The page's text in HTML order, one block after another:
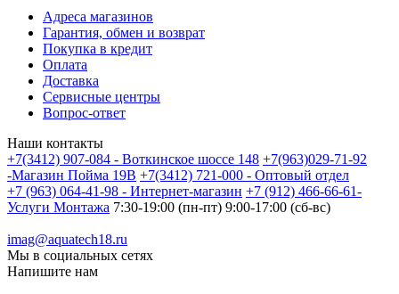
Адреса магазинов
Гарантия, обмен и возврат
Покупка в кредит
Оплата
Доставка
Сервисные центры
Вопрос-ответ
Наши контакты
+7(3412) 907-084 - Воткинское шоссе 148 +7(963)029-71-92
-Магазин Пойма 19В +7(3412) 721-000 - Оптовый отдел
+7 (963) 064-41-98 - Интернет-магазин +7 (912) 466-66-61-
Услуги Монтажа 7:30-19:00 (пн-пт) 9:00-17:00 (сб-вс)
imag@aquatech18.ru
Мы в социальных сетях
Напишите нам